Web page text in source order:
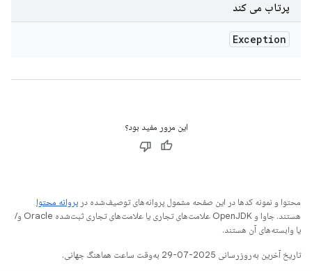
پرتاب می کند
Exception
این مرور مفید بود؟
محتوا و نمونه کدها در این صفحه مشمول پروانه‌های توصیف‌شده در پروانه محتوا
هستند. جاوا و OpenJDK علامت‌های تجاری یا علامت‌های تجاری ثبت‌شده Oracle و/
یا وابسته‌های آن هستند.
تاریخ آخرین به‌روزرسانی 2025-07-29 به‌وقت ساعت هماهنگ جهانی.